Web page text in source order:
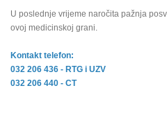
U poslednje vrijeme naročita pažnja
ovoj medicinskoj grani.
Kontakt telefon:
032 206 436 - RTG i UZV
032 206 440 - CT